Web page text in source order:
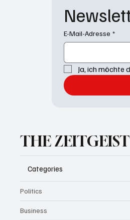
E-Mail-Adresse *
Ja, ich möchte
THE ZEITGEIST
Categories
Politics
Business